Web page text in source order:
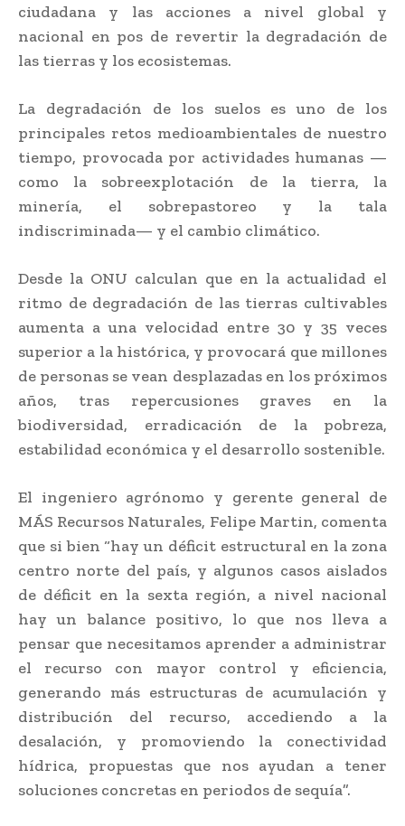
ciudadana y las acciones a nivel global y
nacional en pos de revertir la degradación de
las tierras y los ecosistemas.
La degradación de los suelos es uno de los
principales retos medioambientales de nuestro
tiempo, provocada por actividades humanas —
como la sobreexplotación de la tierra, la
minería, el sobrepastoreo y la tala
indiscriminada— y el cambio climático.
Desde la ONU calculan que en la actualidad el
ritmo de degradación de las tierras cultivables
aumenta a una velocidad entre 30 y 35 veces
superior a la histórica, y provocará que millones
de personas se vean desplazadas en los próximos
años, tras repercusiones graves en la
biodiversidad, erradicación de la pobreza,
estabilidad económica y el desarrollo sostenible.
El ingeniero agrónomo y gerente general de
MÁS Recursos Naturales, Felipe Martin, comenta
que si bien “hay un déficit estructural en la zona
centro norte del país, y algunos casos aislados
de déficit en la sexta región, a nivel nacional
hay un balance positivo, lo que nos lleva a
pensar que necesitamos aprender a administrar
el recurso con mayor control y eficiencia,
generando más estructuras de acumulación y
distribución del recurso, accediendo a la
desalación, y promoviendo la conectividad
hídrica, propuestas que nos ayudan a tener
soluciones concretas en periodos de sequía”.